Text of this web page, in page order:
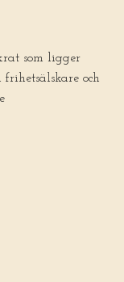
som ligger
och